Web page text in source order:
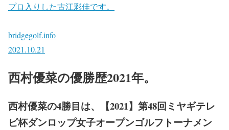
プロ入りした古江彩佳です。
bridgegolf.info
2021.10.21
西村優菜の優勝歴2021年。
西村優菜の4勝目は、【2021】第48回ミヤギテレ
ビ杯ダンロップ女子オープンゴルフトーナメン